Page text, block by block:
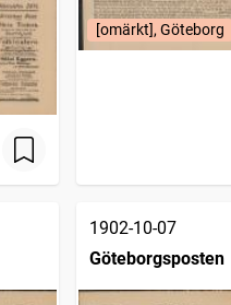
[omärkt], Göteborg
1902-10-07
Göteborgsposten